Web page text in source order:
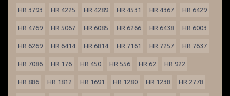
HR 3793 HR 4225 HR 4289 HR 4531 HR 4367 HR 6429
HR 4769 HR 5067 HR 6085 HR 6266 HR 6438 HR 6003
HR 6269 HR 6414 HR 6814 HR 7161 HR 7257 HR 7637
HR 7086 HR 176 HR 450 HR 556 HR 62 HR 922
HR 886 HR 1812 HR 1691 HR 1280 HR 1238 HR 2778